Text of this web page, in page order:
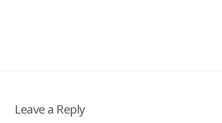
Leave a Reply